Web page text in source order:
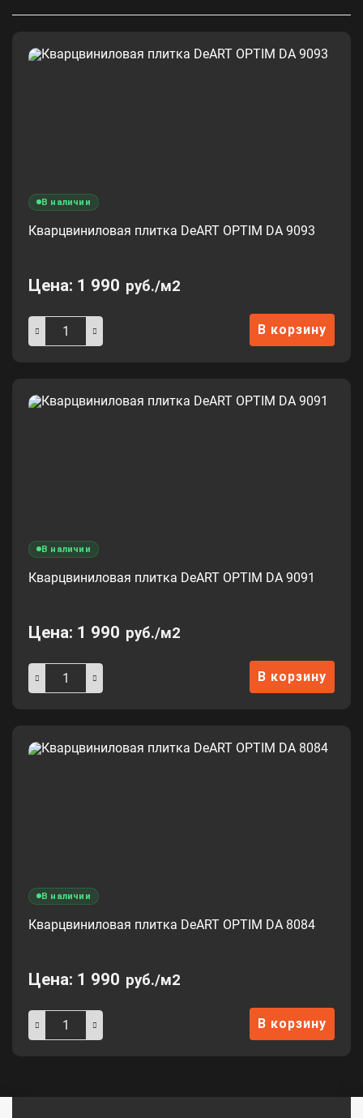
В наличии
Кварцвиниловая плитка DeART OPTIM DA 9093
Цена: 1 990 руб./м2
В корзину
В наличии
Кварцвиниловая плитка DeART OPTIM DA 9091
Цена: 1 990 руб./м2
В корзину
В наличии
Кварцвиниловая плитка DeART OPTIM DA 8084
Цена: 1 990 руб./м2
В корзину